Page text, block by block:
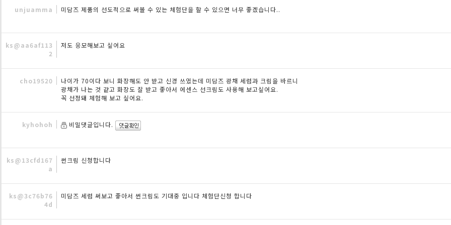
unjuamma 미담즈 제품의 선도적으로 써볼 수 있는 체험단을 할 수 있으면 너무 좋겠습니다..
ks@aa6af113
2
저도 응모해보고 싶어요
cho19520
나이가 70이다 보니 화장해도 안 받고 신경 쓰였는데 미담즈 광채 세럼과 크림을 바르니
광채가 나는 것 같고 화장도 잘 받고 좋아서 에센스 선크림도 사용해 보고싶어요.
꼭 선정돼 체험해 보고 싶어요.
kyhohoh 비밀댓글입니다.
ks@13cfd167
a
썬크림 신청합니다
ks@3c76b76
4d
미담즈 세럼 써보고 좋아서 썬크림도 기대중 입니다 체험단신청 합니다